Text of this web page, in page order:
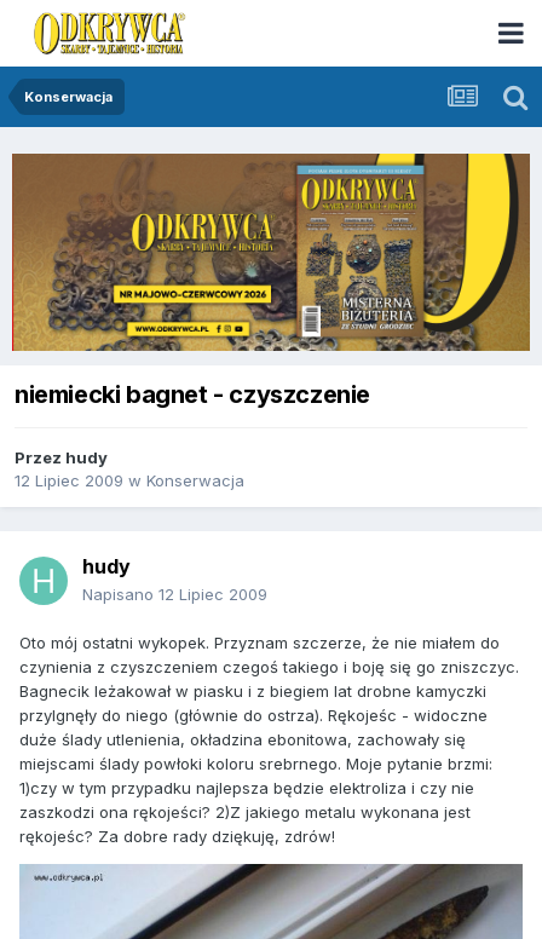
Konserwacja
niemiecki bagnet - czyszczenie
Przez hudy
12 Lipiec 2009 w Konserwacja
hudy
Napisano 12 Lipiec 2009
Oto mój ostatni wykopek. Przyznam szczerze, że nie miałem do
czynienia z czyszczeniem czegoś takiego i boję się go zniszczyc.
Bagnecik leżakował w piasku i z biegiem lat drobne kamyczki
przylgnęły do niego (głównie do ostrza). Rękojeśc - widoczne
duże ślady utlenienia, okładzina ebonitowa, zachowały się
miejscami ślady powłoki koloru srebrnego. Moje pytanie brzmi:
1)czy w tym przypadku najlepsza będzie elektroliza i czy nie
zaszkodzi ona rękojeści? 2)Z jakiego metalu wykonana jest
rękojeśc? Za dobre rady dziękuję, zdrów!